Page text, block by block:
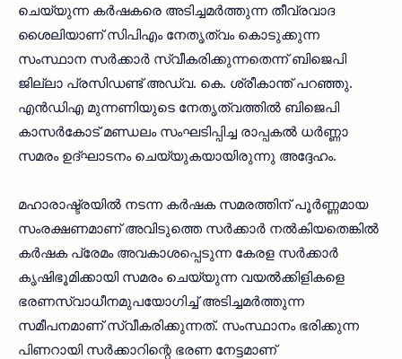
ചെയ്യുന്ന കര്‍ഷകരെ അടിച്ചമര്‍ത്തുന്ന തീവ്രവാദ
ശൈലിയാണ് സിപിഎം നേതൃത്വം കൊടുക്കുന്ന
സംസ്ഥാന സര്‍ക്കാര്‍ സ്വീകരിക്കുന്നതെന്ന് ബിജെപി
ജില്ലാ പ്രസിഡണ്ട് അഡ്വ. കെ. ശ്രീകാന്ത് പറഞ്ഞു.
എന്‍ഡിഎ മുന്നണിയുടെ നേതൃത്വത്തില്‍ ബിജെപി
കാസര്‍കോട് മണ്ഡലം സംഘടിപ്പിച്ച രാപ്പകല്‍ ധര്‍ണ്ണാ
സമരം ഉദ്ഘാടനം ചെയ്യുകയായിരുന്നു അദ്ദേഹം.
മഹാരാഷ്ട്രയില്‍ നടന്ന കര്‍ഷക സമരത്തിന് പൂര്‍ണ്ണമായ
സംരക്ഷണമാണ് അവിടുത്തെ സര്‍ക്കാര്‍ നല്‍കിയതെങ്കില്‍
കര്‍ഷക പ്രേമം അവകാശപ്പെടുന്ന കേരള സര്‍ക്കാര്‍
കൃഷിഭൂമിക്കായി സമരം ചെയ്യുന്ന വയല്‍ക്കിളികളെ
ഭരണസ്വാധീനമുപയോഗിച്ച് അടിച്ചമര്‍ത്തുന്ന
സമീപനമാണ് സ്വീകരിക്കുന്നത്. സംസ്ഥാനം ഭരിക്കുന്ന
പിണറായി സര്‍ക്കാറിന്റെ ഭരണ നേട്ടമാണ്